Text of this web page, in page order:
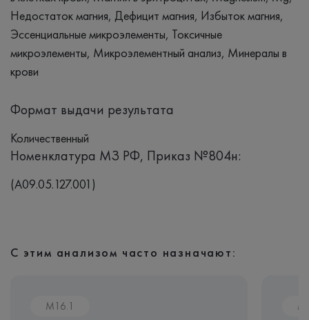
Недостаток магния, Дефицит магния, Избыток магния,
Эссенциальные микроэлементы, Токсичные
микроэлементы, Микроэлементный анализ, Минералы в
крови
Формат выдачи результата
Количественный
Номенклатура МЗ РФ, Приказ №804н:
(A09.05.127.001)
С этим анализом часто назначают:
M16.1